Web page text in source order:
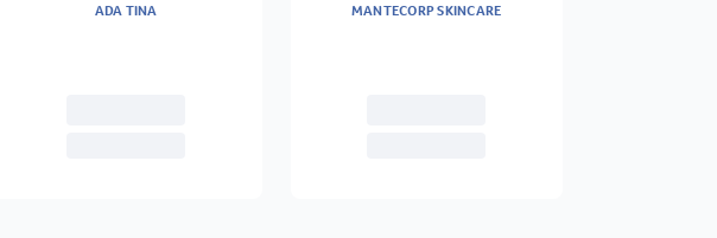
Noce 40ml
ADA TINA
Stick Mantecorp Skincare 18g
MANTECORP SKINCARE